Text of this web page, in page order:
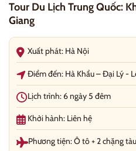
Tour Du Lịch Trung Quốc:
Giang
Xuất phát: Hà Nội
Điểm đến: Hà Khẩu – Đại Lý -
Lịch trình: 6 ngày 5 đêm
Khởi hành: Liên hệ
Phương tiện: Ô tô + 2 chặng